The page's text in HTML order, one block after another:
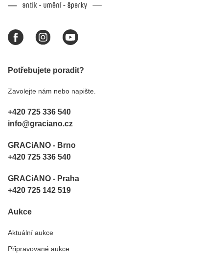
Potřebujete poradit?
Zavolejte nám nebo napište.
+420 725 336 540
info@graciano.cz
GRACiANO - Brno
+420 725 336 540
GRACiANO - Praha
+420 725 142 519
Aukce
Aktuální aukce
Připravované aukce